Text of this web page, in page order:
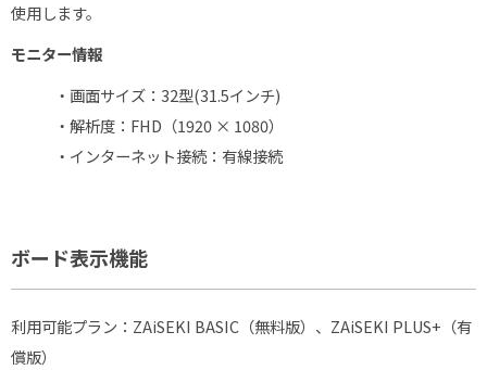
使用します。
モニター情報
・画面サイズ： 32型(31.5インチ)
・解析度： FHD （1920 × 1080）
・インターネット接続：有線接続
ボード表示機能
利用可能プラン： ZAiSEKI BASIC （無料版）、 ZAiSEKI PLUS+ （有
償版）